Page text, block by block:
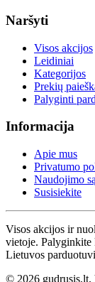
Naršyti
Visos akcijos
Leidiniai
Kategorijos
Prekių
Palyginti
Informacija
Apie mus
Privatumo
Naudojimo
Susisiekite
Visos akcijos ir
vietoje.
Lietuvos
© 2026 gudrusis.lt.